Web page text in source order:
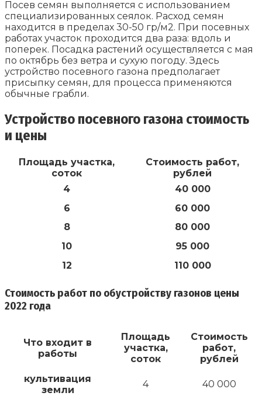
Посев семян выполняется с использованием
специализированных сеялок. Расход семян
находится в пределах 30-50 гр/м2. При посевных
работах участок проходится два раза: вдоль и
поперек. Посадка растений осуществляется с мая
по октябрь без ветра и сухую погоду. Здесь
устройство посевного газона предполагает
присыпку семян, для процесса применяются
обычные грабли.
Устройство посевного газона стоимость
и цены
Площадь участка,
соток
Стоимость работ,
рублей
4
40 000
6
60 000
8
80 000
10
95 000
12
110 000
Стоимость работ по обустройству газонов цены
2022 года
Что входит в
работы
Площадь
участка,
соток
Стоимость
работ,
рублей
культивация
земли
4
40 000